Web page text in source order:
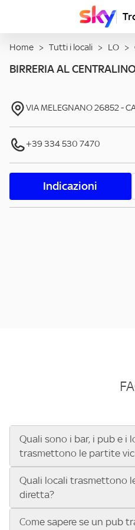
Home > Tutti i locali > LO >
BIRRERIA AL
VIA MELEGNANO26852-
+39 334 530 7470
Indicazioni
Quali sono i bar, i pub e i
trasmettono le partite
Se cerchi un bar, pub,
vedere le partite di Serie A
UEFA Champions League, la
Conference League, il Tennis,
Quali locali trasmettono
diretta?
Vuoi sapere quali bar, pub o
Come sapere se un pub